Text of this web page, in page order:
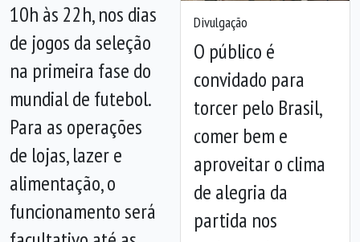
Divulgação
O público é
convidado para
torcer pelo Brasil,
comer bem e
aproveitar o clima
de alegria da
partida nos
Anterior
10h às 22h, nos dias
de jogos da seleção
na primeira fase do
mundial de futebol.
Para as operações
de lojas, lazer e
alimentação, o
funcionamento será